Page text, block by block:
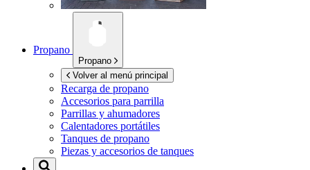
Propano
Propano
Volver al menú principal
Recarga de propano
Accesorios para parrilla
Parrillas y ahumadores
Calentadores portátiles
Tanques de propano
Piezas y accesorios de tanques